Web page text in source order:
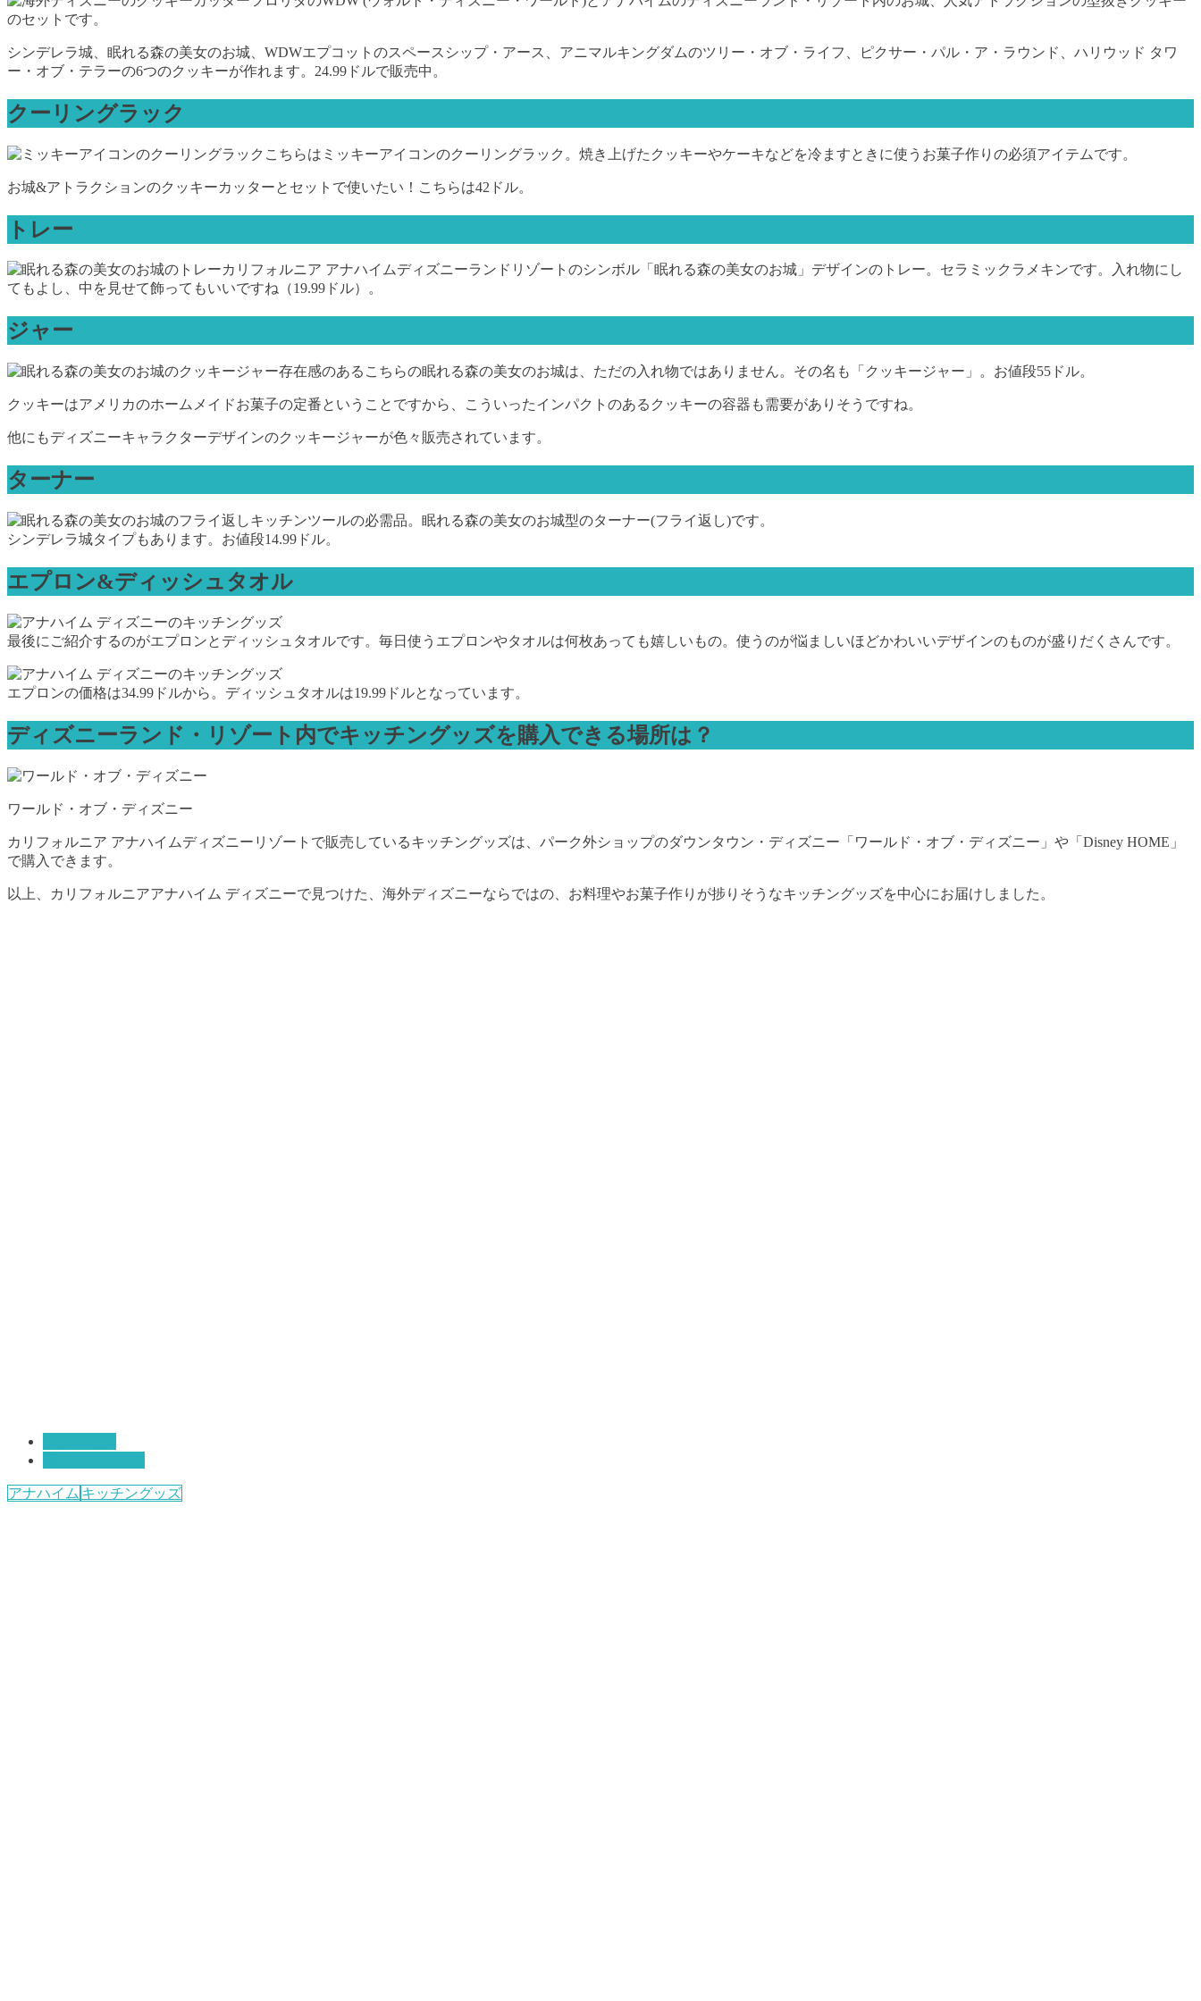
のセットです。
シンデレラ城、眠れる森の美女のお城、WDWエプコットのスペースシップ・アース、アニマルキングダムのツリー・オブ・ライフ、ピクサー・パル・ア・ラウンド、ハリウッド タワ
ー・オブ・テラーの6つのクッキーが作れます。24.99ドルで販売中。
クーリングラック
こちらはミッキーアイコンのクーリングラック。焼き上げたクッキーやケーキなどを冷ますときに使うお菓子作りの必須アイテムです。
お城&アトラクションのクッキーカッターとセットで使いたい！こちらは42ドル。
トレー
カリフォルニア アナハイムディズニーランドリゾートのシンボル「眠れる森の美女のお城」デザインのトレー。セラミックラメキンです。入れ物にし
てもよし、中を見せて飾ってもいいですね（19.99ドル）。
ジャー
存在感のあるこちらの眠れる森の美女のお城は、ただの入れ物ではありません。その名も「クッキージャー」。お値段55ドル。
クッキーはアメリカのホームメイドお菓子の定番ということですから、こういったインパクトのあるクッキーの容器も需要がありそうですね。
他にもディズニーキャラクターデザインのクッキージャーが色々販売されています。
ターナー
キッチンツールの必需品。眠れる森の美女のお城型のターナー(フライ返し)です。
シンデレラ城タイプもあります。お値段14.99ドル。
エプロン&ディッシュタオル
最後にご紹介するのがエプロンとディッシュタオルです。毎日使うエプロンやタオルは何枚あっても嬉しいもの。使うのが悩ましいほどかわいいデザインのものが盛りだくさんです。
エプロンの価格は34.99ドルから。ディッシュタオルは19.99ドルとなっています。
ディズニーランド・リゾート内でキッチングッズを購入できる場所は？
ワールド・オブ・ディズニー
カリフォルニア アナハイムディズニーリゾートで販売しているキッチングッズは、パーク外ショップのダウンタウン・ディズニー「ワールド・オブ・ディズニー」や「Disney HOME」
で購入できます。
以上、カリフォルニアアナハイム ディズニーで見つけた、海外ディズニーならではの、お料理やお菓子作りが捗りそうなキッチングッズを中心にお届けしました。
アナハイム キッチングッズ